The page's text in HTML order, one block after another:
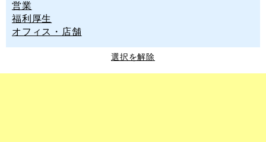
営業
福利厚生
オフィス・店舗
選択を解除